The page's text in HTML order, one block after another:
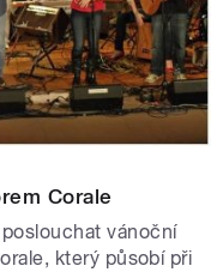
Corale
vánoční
který působí při